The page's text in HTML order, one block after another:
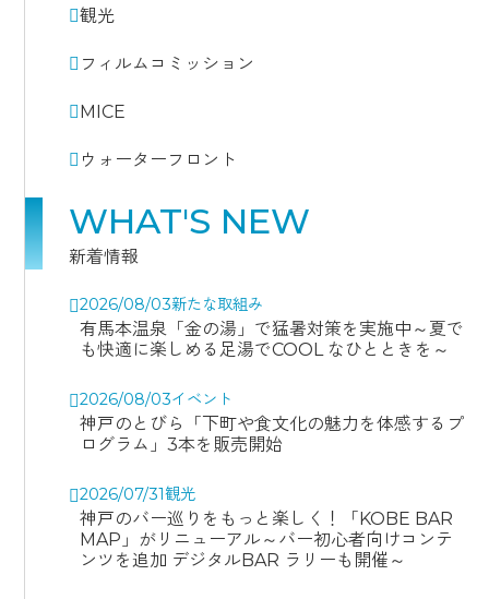
観光
フィルムコミッション
MICE
ウォーターフロント
WHAT'S NEW
新着情報
2026/08/03新たな取組み
有馬本温泉「金の湯」で猛暑対策を実施中～夏で
も快適に楽しめる足湯でCOOL なひとときを～
2026/08/03イベント
神戸のとびら「下町や食文化の魅力を体感するプ
ログラム」3本を販売開始
2026/07/31観光
神戸のバー巡りをもっと楽しく！「KOBE BAR
MAP」がリニューアル～バー初心者向けコンテ
ンツを追加 デジタルBAR ラリーも開催～